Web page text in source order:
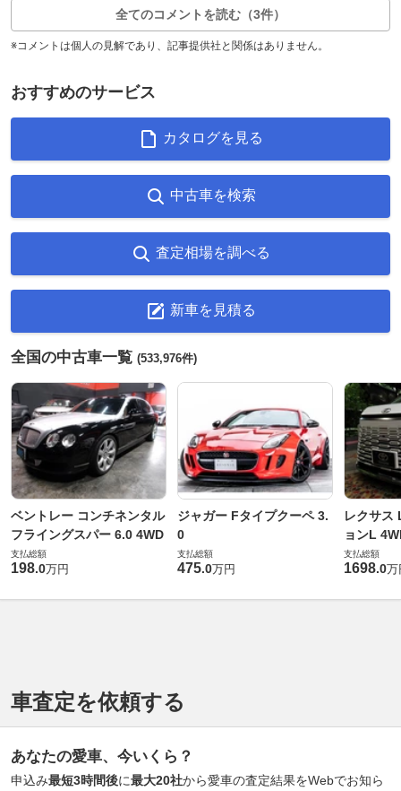
全てのコメントを読む（3件）
※コメントは個人の見解であり、記事提供社と関係はありません。
おすすめのサービス
カタログを見る
中古車を検索
査定相場を調べる
新車を見積る
全国の中古車一覧 (533,976件)
ベントレー コンチネンタル
フライングスパー 6.0 4WD
支払総額
198.0万円
ジャガー Fタイプクーペ 3.
0
支払総額
475.0万円
レクサス
ョンL
支払総額
1698.0万
車査定を依頼する
あなたの愛車、今いくら？
申込み最短3時間後に最大20社から愛車の査定結果をWebでお知ら